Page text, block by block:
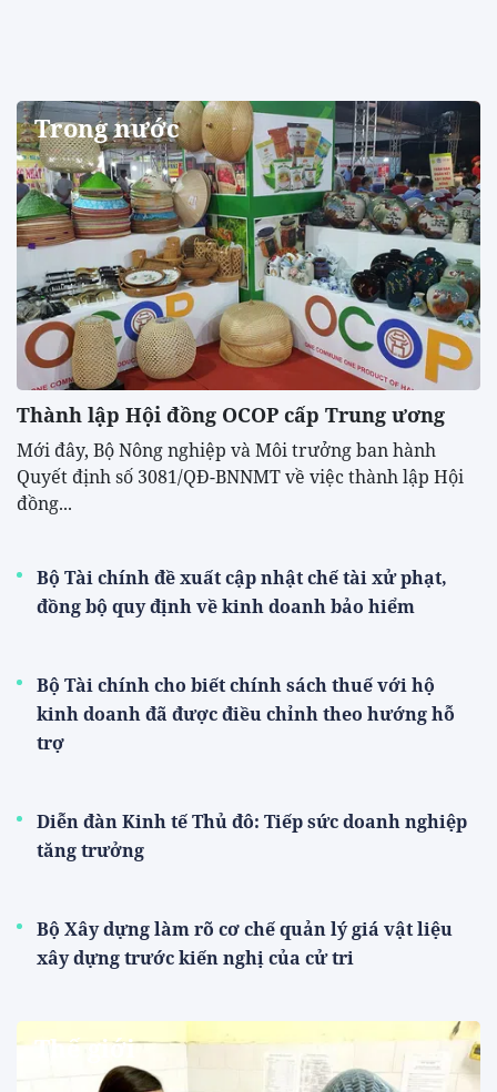
Trong nước
Thành lập Hội đồng OCOP cấp Trung ương
Mới đây, Bộ Nông nghiệp và Môi trưởng ban hành
Quyết định số 3081/QĐ-BNNMT về việc thành lập Hội
đồng...
Bộ Tài chính đề xuất cập nhật chế tài xử phạt,
đồng bộ quy định về kinh doanh bảo hiểm
Bộ Tài chính cho biết chính sách thuế với hộ
kinh doanh đã được điều chỉnh theo hướng hỗ
trợ
Diễn đàn Kinh tế Thủ đô: Tiếp sức doanh nghiệp
tăng trưởng
Bộ Xây dựng làm rõ cơ chế quản lý giá vật liệu
xây dựng trước kiến nghị của cử tri
Thế giới